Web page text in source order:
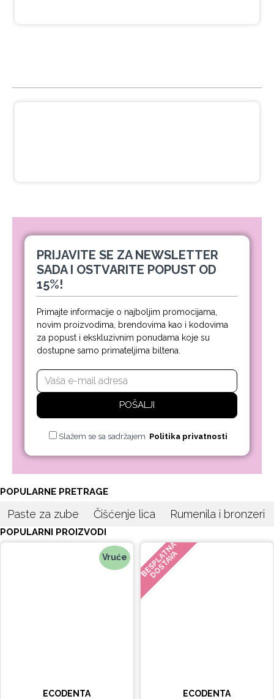
PRIJAVITE SE ZA NEWSLETTER
SADA I OSTVARITE POPUST OD
15%!
Primajte informacije o najboljim promocijama,
novim proizvodima, brendovima kao i kodovima
za popust i ekskluzivnim ponudama koje su
dostupne samo primateljima biltena.
POŠALJI
Slažem se sa sadržajem Politika privatnosti
POPULARNE PRETRAGE
Paste za zube Čišćenje lica Rumenila i bronzeri
POPULARNI PROIZVODI
Vruće
ECODENTA
BESPLATNA
DOSTAVA
ECODENTA